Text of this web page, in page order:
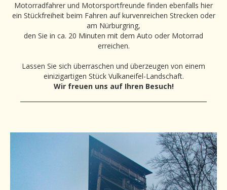
Motorradfahrer und Motorsportfreunde finden ebenfalls hier
ein Stückfreiheit beim Fahren auf kurvenreichen Strecken oder
am Nürburgring,
den Sie in ca. 20 Minuten mit dem Auto oder Motorrad
erreichen.
Lassen Sie sich überraschen und überzeugen von einem
einizigartigen Stück Vulkaneifel-Landschaft.
Wir freuen uns auf Ihren Besuch!